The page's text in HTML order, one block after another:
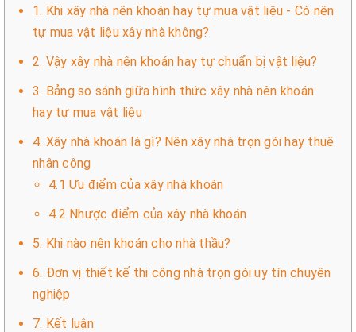
1. Khi xây nhà nên khoán hay tự mua vật liệu - Có nên
tự mua vật liệu xây nhà không?
2. Vậy xây nhà nên khoán hay tự chuẩn bị vật liệu?
3. Bảng so sánh giữa hình thức xây nhà nên khoán
hay tự mua vật liệu
4. Xây nhà khoán là gì? Nên xây nhà trọn gói hay thuê
nhân công
4.1 Ưu điểm của xây nhà khoán
4.2 Nhược điểm của xây nhà khoán
5. Khi nào nên khoán cho nhà thầu?
6. Đơn vị thiết kế thi công nhà trọn gói uy tín chuyên
nghiệp
7. Kết luận